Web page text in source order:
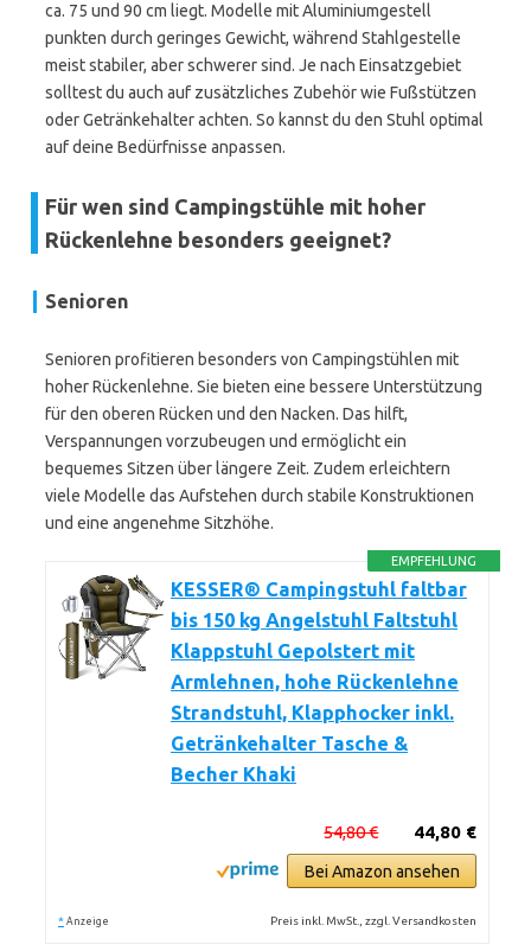
ca. 75 und 90 cm liegt. Modelle mit Aluminiumgestell
punkten durch geringes Gewicht, während Stahlgestelle
meist stabiler, aber schwerer sind. Je nach Einsatzgebiet
solltest du auch auf zusätzliches Zubehör wie Fußstützen
oder Getränkehalter achten. So kannst du den Stuhl optimal
auf deine Bedürfnisse anpassen.
Für wen sind Campingstühle mit hoher
Rückenlehne besonders geeignet?
Senioren
Senioren profitieren besonders von Campingstühlen mit
hoher Rückenlehne. Sie bieten eine bessere Unterstützung
für den oberen Rücken und den Nacken. Das hilft,
Verspannungen vorzubeugen und ermöglicht ein
bequemes Sitzen über längere Zeit. Zudem erleichtern
viele Modelle das Aufstehen durch stabile Konstruktionen
und eine angenehme Sitzhöhe.
EMPFEHLUNG
KESSER® Campingstuhl faltbar
bis 150 kg Angelstuhl Faltstuhl
Klappstuhl Gepolstert mit
Armlehnen, hohe Rückenlehne
Strandstuhl, Klapphocker inkl.
Getränkehalter Tasche &
Becher Khaki
44,80 €
54,80 €
Bei Amazon ansehen
* Anzeige Preis inkl. MwSt., zzgl. Versandkosten